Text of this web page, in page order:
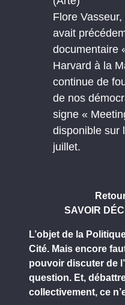
Flore
avait
documentaire
Harvard à la
continue de
de nos
signe «
disponible sur
juillet.
SAVOIR
L’objet de la
Cité. Mais encore
pouvoir discuter de
question. Et,
collectivement, ce